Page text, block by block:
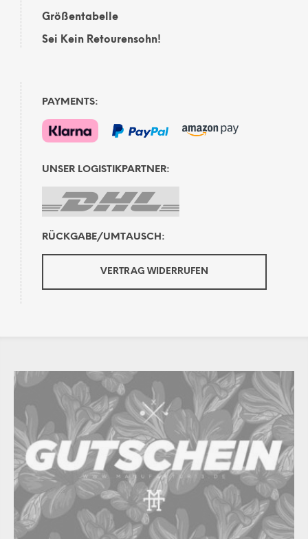
Größentabelle
Sei Kein Retourensohn!
PAYMENTS:
UNSER LOGISTIKPARTNER:
RÜCKGABE/UMTAUSCH:
VERTRAG WIDERRUFEN